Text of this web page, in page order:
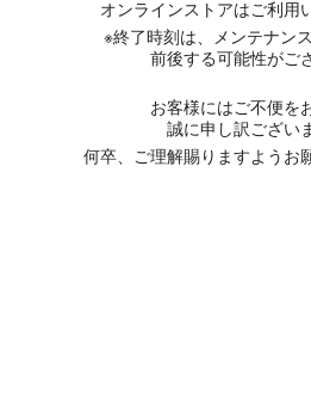
オンラインストアはご利用
※終了時刻は、メンテナン
前後する可能性がご
お客様にはご不便を
誠に申し訳ござい
何卒、ご理解賜りますようお